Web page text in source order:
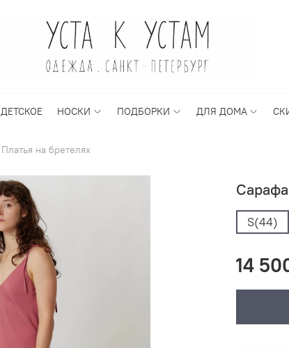
ДЕТСКОЕ НОСКИ ПОДБОРКИ ДЛЯ ДОМА
Платья на бретелях
S(44)
14